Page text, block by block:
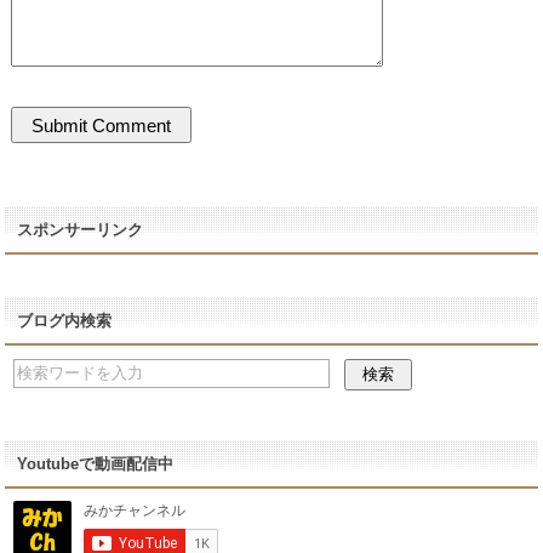
スポンサーリンク
ブログ内検索
Youtubeで動画配信中